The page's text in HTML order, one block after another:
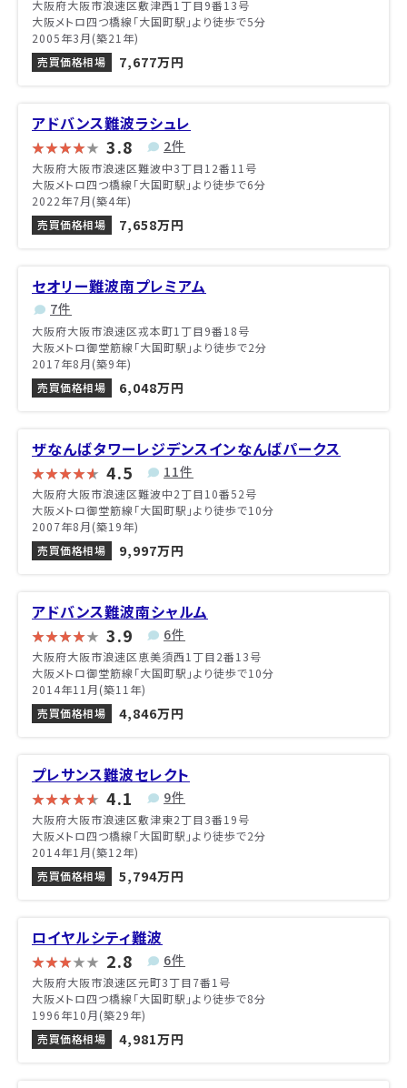
大阪府大阪市浪速区敷津西1丁目9番13号
大阪メトロ四つ橋線「大国町駅」より徒歩で5分
2005年3月(築21年)
売買価格相場
7,677万円
アドバンス難波ラシュレ
3.8 2件
大阪府大阪市浪速区難波中3丁目12番11号
大阪メトロ四つ橋線「大国町駅」より徒歩で6分
2022年7月(築4年)
売買価格相場
7,658万円
セオリー難波南プレミアム
7件
大阪府大阪市浪速区戎本町1丁目9番18号
大阪メトロ御堂筋線「大国町駅」より徒歩で2分
2017年8月(築9年)
売買価格相場
6,048万円
ザなんばタワーレジデンスインなんばパークス
4.5 11件
大阪府大阪市浪速区難波中2丁目10番52号
大阪メトロ御堂筋線「大国町駅」より徒歩で10分
2007年8月(築19年)
売買価格相場
9,997万円
アドバンス難波南シャルム
3.9 6件
大阪府大阪市浪速区恵美須西1丁目2番13号
大阪メトロ御堂筋線「大国町駅」より徒歩で10分
2014年11月(築11年)
売買価格相場
4,846万円
プレサンス難波セレクト
4.1 9件
大阪府大阪市浪速区敷津東2丁目3番19号
大阪メトロ四つ橋線「大国町駅」より徒歩で2分
2014年1月(築12年)
売買価格相場
5,794万円
ロイヤルシティ難波
2.8 6件
大阪府大阪市浪速区元町3丁目7番1号
大阪メトロ四つ橋線「大国町駅」より徒歩で8分
1996年10月(築29年)
売買価格相場
4,981万円